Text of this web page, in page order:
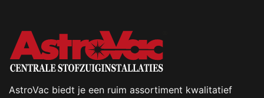
AstroVac biedt je een ruim assortiment kwalitatief